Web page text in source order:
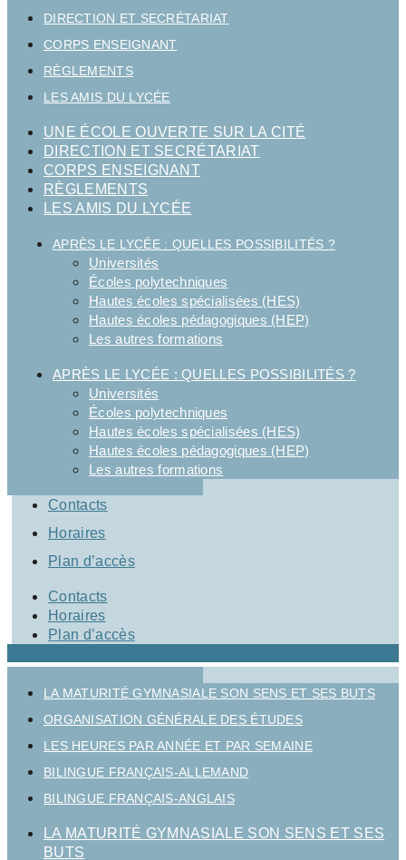
DIRECTION ET SECRÉTARIAT
CORPS ENSEIGNANT
RÈGLEMENTS
LES AMIS DU LYCÉE
UNE ÉCOLE OUVERTE SUR LA CITÉ
DIRECTION ET SECRÉTARIAT
CORPS ENSEIGNANT
RÈGLEMENTS
LES AMIS DU LYCÉE
APRÈS LE LYCÉE : QUELLES POSSIBILITÉS ?
Universités
Écoles polytechniques
Hautes écoles spécialisées (HES)
Hautes écoles pédagogiques (HEP)
Les autres formations
APRÈS LE LYCÉE : QUELLES POSSIBILITÉS ?
Universités
Écoles polytechniques
Hautes écoles spécialisées (HES)
Hautes écoles pédagogiques (HEP)
Les autres formations
Contacts
Horaires
Plan d’accès
Contacts
Horaires
Plan d’accès
LA MATURITÉ GYMNASIALE SON SENS ET SES BUTS
ORGANISATION GÉNÉRALE DES ÉTUDES
LES HEURES PAR ANNÉE ET PAR SEMAINE
BILINGUE FRANÇAIS-ALLEMAND
BILINGUE FRANÇAIS-ANGLAIS
LA MATURITÉ GYMNASIALE SON SENS ET SES
BUTS